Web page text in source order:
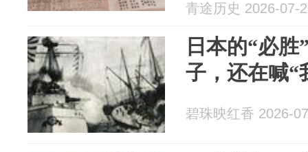
青途历史 2026-07-
日本的“必
子，还在喊“
碧珠映红香 2026-